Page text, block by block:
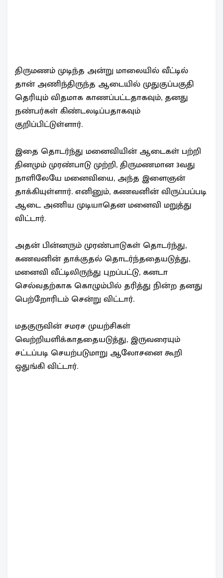
திருமணம் முடிந்த அன்று மாலையில் வீட்டில்
தான் அணிந்திருந்த ஆடையில் முதுகுப்பகுதி
தெரியும் விதமாக காணப்பட்டதாகவும், தனது
நண்பர்கள் கிண்டலடிப்பதாகவும்
குறிப்பிட்டுள்ளார்.
இதை தொடர்ந்து மனைவியின் ஆடைகள் பற்றி
தினமும் முரண்பாடு முற்றி, திருமணமான 3வது
நாளிலேயே மனைவியை, அந்த இளைஞன்
தாக்கியுள்ளார். எனினும், கணவனின் விருப்பப்படி
ஆடை அணிய முடியாதென மனைவி மறுத்து
விட்டார்.
அதன் பின்னரும் முரண்பாடுகள் தொடர்ந்து,
கணவனின் தாக்குதல் தொடர்ந்ததையடுத்து,
மனைவி வீட்டிலிருந்து புறப்பட்டு, கனடா
செல்வதற்காக கொழும்பில் தரித்து நின்ற தனது
பெற்றோரிடம் சென்று விட்டார்.
மதகுருவின் சமரச முயற்சிகள்
வெற்றியளிக்காததையடுத்து, இருவரையும்
சட்டப்படி செயற்படுமாறு ஆலோசனை கூறி
ஒதுங்கி விட்டார்.